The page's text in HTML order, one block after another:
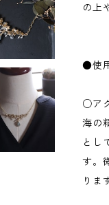
の上
●使
○ア
海の
とし
す。
りま